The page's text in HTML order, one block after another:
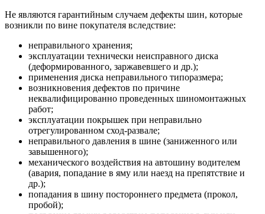
Не являются гарантийным случаем дефекты шин, которые
возникли по вине покупателя вследствие:
неправильного хранения;
эксплуатации технически неисправного диска
(деформированного, заржавевшего и др.);
применения диска неправильного типоразмера;
возникновения дефектов по причине
неквалифицированно проведенных шиномонтажных
работ;
эксплуатации покрышек при неправильно
отрегулированном сход-развале;
неправильного давления в шине (заниженного или
завышенного);
механического воздействия на автошину водителем
(авария, попадание в яму или наезд на препятствие и
др.);
попадания в шину постороннего предмета (прокол,
пробой);